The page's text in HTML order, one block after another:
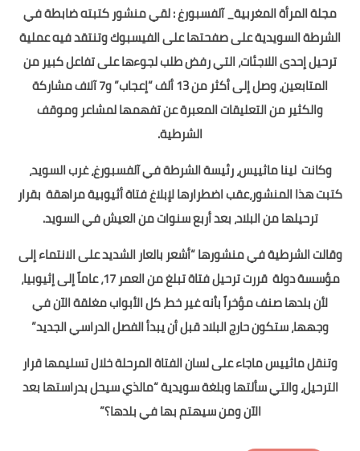
مجلة المرأة المغربية_ آلفسبورغ : لقي منشور كتبته ضابطة في
الشرطة السويدية على صفحتها على الفيسبوك وتنتقد فيه عملية
ترحيل إحدى اللاجئات، التي رفض طلب لجوءها على تفاعل كبير من
المتابعين، وصل إلى أكثر من 13 ألف “إعجاب” و7 آلاف مشاركة
والكثير من التعليقات المعبرة عن تفهمها لمشاعر وموقف
الشرطية.
وكانت لينا ماثييس، رئيسة الشرطة في آلفسبورغ، غرب السويد،
كتبت هذا المنشور،عقب اضطرارها لإبلاغ فتاة أثيوبية مراهقة بقرار
ترحيلها من البلاد، بعد أربع سنوات من العيش في السويد.
وقالت الشرطية في منشورها “أشعر بالعار الشديد على الانتماء إلى
مؤسسة دولة قررت ترحيل فتاة تبلغ من العمر 17، عاماً إلى إثيوبيا،
لأن بلدها صنف مؤخراً بأنه غير خط، كل الأبواب مغلقة الآن في
وجهها، ستكون حارج البلاد قبل أن يبدأ الفصل الدراسي الجديد”
وتنقل ماثييس ماجاء على لسان الفتاة المرحلة خلال تسليمها قرار
الترحيل، والتي سألتها وبلغة سويدية “مالذي سيحل بدراستها بعد
الآن ومن سيهتم بها في بلدها؟”